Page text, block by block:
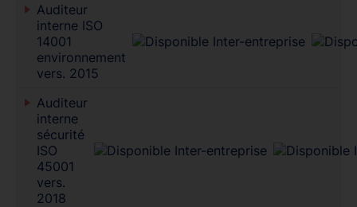
Auditeur
interne ISO
14001
environnement
vers. 2015
Auditeur
interne
sécurité
ISO
45001
vers.
2018